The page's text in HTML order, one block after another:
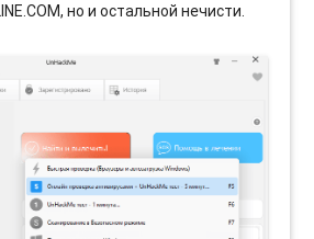
но и остальной нечисти.